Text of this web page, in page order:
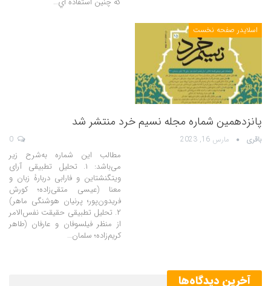
اسلایدر صفحه نخست
پانزدهمین شماره مجله نسیم خرد منتشر شد
باقری مارس 16, 2023
مطالب این شماره به‌شرح زیر
می‌باشد: ۱. تحلیل تطبیقی آرای
ویتگنشتاین و فارابی دربارۀ زبان و
معنا (عیسی متقی‌زاده؛ کورش
فریدون‌پور؛ پرنیان هوشنگی ماهر)
۲. تحلیل تطبیقی حقیقت نفس‌الامر
از منظر فیلسوفان و عارفان (طاهر
کریم‌زاده؛ سلمان…
آخرین دیدگاه‌ها